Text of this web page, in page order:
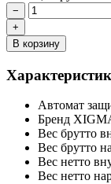
−
+
В корзину
Автомат
Бренд
Вес брутто
Вес брутто
Вес нетто
Вес нетто